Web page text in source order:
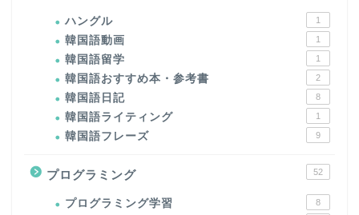
ハングル 1
韓国語動画 1
韓国語留学 1
韓国語おすすめ本・参考書 2
韓国語日記 8
韓国語ライティング 1
韓国語フレーズ 9
プログラミング 52
プログラミング学習 8